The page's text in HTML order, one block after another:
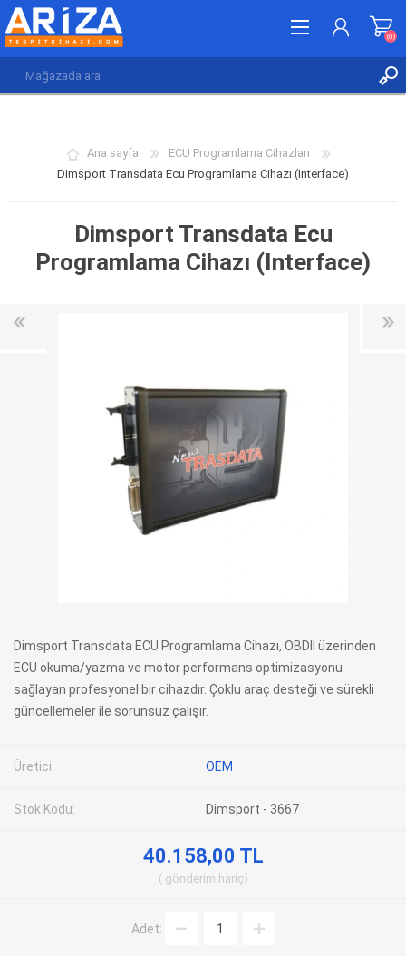
(0)
(0)
Ana sayfa
ECU Programlama Cihazları
Dimsport Transdata Ecu Programlama Cihazı (Interface)
Dimsport Transdata Ecu
Programlama Cihazı (Interface)
Dimsport Transdata ECU Programlama Cihazı, OBDII üzerinden
ECU okuma/yazma ve motor performans optimizasyonu
sağlayan profesyonel bir cihazdır. Çoklu araç desteği ve sürekli
güncellemeler ile sorunsuz çalışır.
Üretici: OEM
Stok Kodu: Dimsport - 3667
40.158,00 TL
gönderim hariç
Adet: